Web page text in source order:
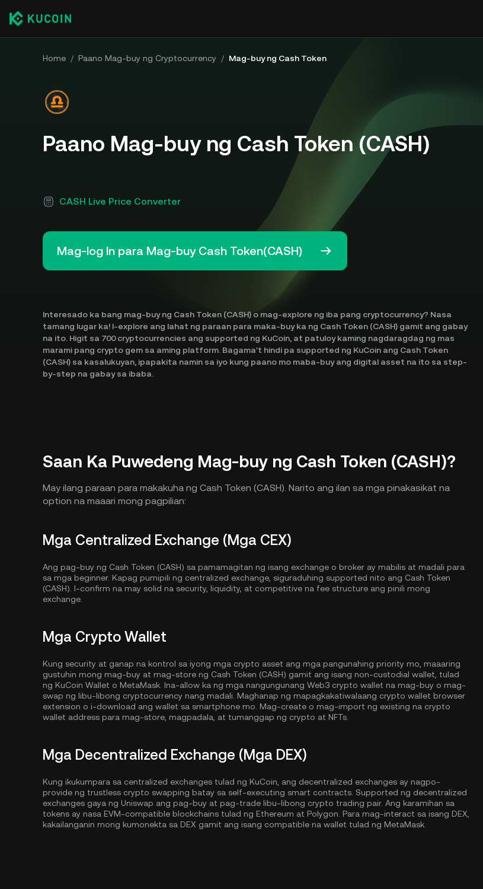
Home / Paano Mag-buy ng Cryptocurrency / Mag-buy ng Cash Token
Paano Mag-buy ng Cash Token (CASH)
CASH Live Price Converter
Mag-log In para Mag-buy Cash Token(CASH)
Interesado ka bang mag-buy ng Cash Token (CASH) o mag-explore ng iba pang cryptocurrency? Nasa
tamang lugar ka! I-explore ang lahat ng paraan para maka-buy ka ng Cash Token (CASH) gamit ang gabay
na ito. Higit sa 700 cryptocurrencies ang supported ng KuCoin, at patuloy kaming nagdaragdag ng mas
marami pang crypto gem sa aming platform. Bagama't hindi pa supported ng KuCoin ang Cash Token
(CASH) sa kasalukuyan, ipapakita namin sa iyo kung paano mo maba-buy ang digital asset na ito sa step-
by-step na gabay sa ibaba.
Saan Ka Puwedeng Mag-buy ng Cash Token (CASH)?
May ilang paraan para makakuha ng Cash Token (CASH). Narito ang ilan sa mga pinakasikat na
option na maaari mong pagpilian:
Mga Centralized Exchange (Mga CEX)
Ang pag-buy ng Cash Token (CASH) sa pamamagitan ng isang exchange o broker ay mabilis at madali para
sa mga beginner. Kapag pumipili ng centralized exchange, siguraduhing supported nito ang Cash Token
(CASH). I-confirm na may solid na security, liquidity, at competitive na fee structure ang pinili mong
exchange.
Mga Crypto Wallet
Kung security at ganap na kontrol sa iyong mga crypto asset ang mga pangunahing priority mo, maaaring
gustuhin mong mag-buy at mag-store ng Cash Token (CASH) gamit ang isang non-custodial wallet, tulad
ng KuCoin Wallet o MetaMask. Ina-allow ka ng mga nangungunang Web3 crypto wallet na mag-buy o mag-
swap ng libu-libong cryptocurrency nang madali. Maghanap ng mapagkakatiwalaang crypto wallet browser
extension o i-download ang wallet sa smartphone mo. Mag-create o mag-import ng existing na crypto
wallet address para mag-store, magpadala, at tumanggap ng crypto at NFTs.
Mga Decentralized Exchange (Mga DEX)
Kung ikukumpara sa centralized exchanges tulad ng KuCoin, ang decentralized exchanges ay nagpo-
provide ng trustless crypto swapping batay sa self-executing smart contracts. Supported ng decentralized
exchanges gaya ng Uniswap ang pag-buy at pag-trade libu-libong crypto trading pair. Ang karamihan sa
tokens ay nasa EVM-compatible blockchains tulad ng Ethereum at Polygon . Para mag-interact sa isang DEX,
kakailanganin mong kumonekta sa DEX gamit ang isang compatible na wallet tulad ng MetaMask.